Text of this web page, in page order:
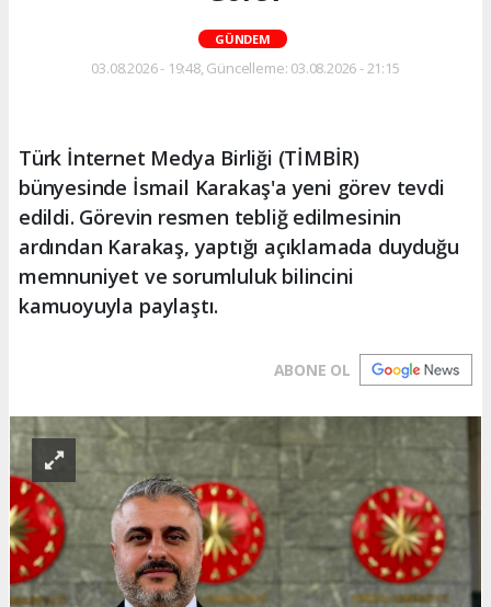
GÜNDEM
03.08.2026 - 19:48, Güncelleme: 03.08.2026 - 21:15
Türk İnternet Medya Birliği (TİMBİR)
bünyesinde İsmail Karakaş'a yeni görev tevdi
edildi. Görevin resmen tebliğ edilmesinin
ardından Karakaş, yaptığı açıklamada duyduğu
memnuniyet ve sorumluluk bilincini
kamuoyuyla paylaştı.
ABONE OL